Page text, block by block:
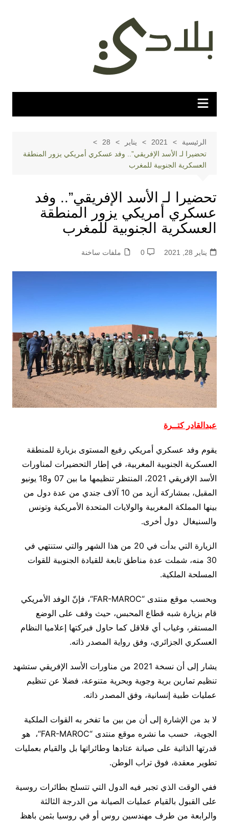
المحتوى
الرئيسية 2021 يناير
28
تحضيرا لـ الأسد الإفريقي”.. وفد عسكري أمريكي يزور المنطقة
العسكرية الجنوبية للمغرب
تحضيرا لـ الأسد الإفريقي”.. وفد
عسكري أمريكي يزور المنطقة
العسكرية الجنوبية للمغرب
يناير 28, 2021 0 ملفات ساخنة
عبدالقادر كتــرة
يقوم وفد عسكري أمريكي رفيع المستوى بزيارة للمنطقة
العسكرية الجنوبية المغربية، في إطار التحضيرات لمناورات
الأسد الإفريقي 2021، المنتظر تنظيمها ما بين 07 و18 يونيو
المقبل، بمشاركة أزيد من 10 آلاف جندي من عدة دول من
بينها المملكة المغربية والولايات المتحدة الأمريكية وتونس
والسنيغال دول أخرى.
الزيارة التي بدأت في 20 من هذا الشهر والتي ستنتهي في
30 منه، شملت عدة مناطق تابعة للقيادة الجنوبية للقوات
المسلحة الملكية.
وبحسب موقع منتدى “
FAR-MAROC“، فإنّ الوفد الأمريكي
قام بزيارة شبه قطاع المحبس، حيث وقف على الوضع
المستقر، وغياب أي قلاقل كما حاول فبركتها إعلاميا النظام
العسكري الجزائري، وفق رواية المصدر ذاته.
يشار إلى أن نسخة 2021 من مناورات الأسد الإفريقي ستشهد
تنظيم تمارين برية وجوية وبحرية متنوعة، فضلا عن تنظيم
عمليات طبية إنسانية، وفق المصدر ذاته.
لا بد من الإشارة إلى أن من بين ما تفخر به القوات الملكية
الجوية، حسب ما نشره موقع منتدى “FAR-MAROC“، هو
قدرتها الذاتية على صيانة عتادها وطائراتها بل والقيام بعمليات
تطوير معقدة، فوق تراب الوطن.
ففي الوقت الذي تجبر فيه الدول التي تتسلح بطائرات روسية
على القبول بالقيام عمليات الصيانة من الدرجة الثالثة
والرابعة من طرف مهندسين روس أو في روسيا بثمن باهظ